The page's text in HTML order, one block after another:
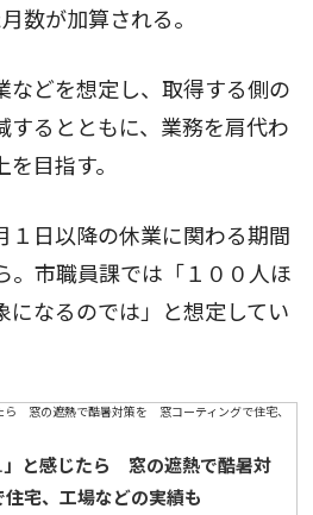
数が加算される。
どを想定し、取得する側の
するとともに、業務を肩代わ
目指す。
日以降の休業に関わる期間
。市職員課では「１００人ほ
になるのでは」と想定してい
」と感じたら 窓の遮熱で酷暑対
宅、工場などの実績も